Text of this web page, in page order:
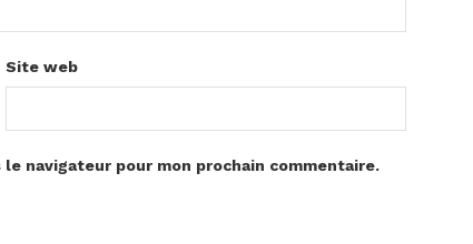
Site web
navigateur pour mon prochain commentaire.